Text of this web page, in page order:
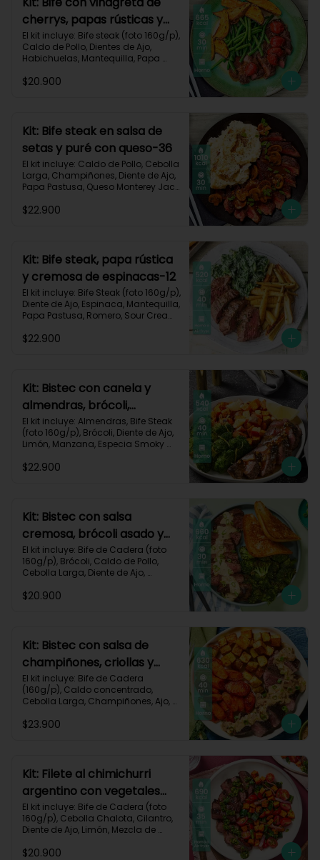
cherrys, papas rústicas y
habichuelas-61
El kit incluye: Bife steak (foto 160g/p),
Caldo de Pollo, Dientes de Ajo,
Habichuelas, Mantequilla, Papa
Cherry, Vinagre Balsámico, Receta
Grasas 40g
$20.900
Kit: Bife steak en salsa de
setas y puré con queso-36
El kit incluye: Caldo de Pollo, Cebolla
Larga, Champiñones, Diente de Ajo,
Papa Pastusa, Queso Monterey Jack,
Cream y Receta impresa.
$22.900
Kit: Bife steak, papa rústica
y cremosa de espinacas-12
El kit incluye: Bife Steak (foto 160g/p),
Diente de Ajo, Espinaca, Mantequilla,
Papa Pastusa, Romero, Sour Cream
$22.900
Kit: Bistec con canela y
almendras, brócoli,
zanahorias asadas y
manzana-60
El kit incluye: Almendras, Bife Steak
(foto 160g/p), Brócoli, Diente de Ajo,
Limón, Manzana, Especia Smoky
Receta Impresa.
$22.900
Kit: Bistec con salsa
cremosa, brócoli asado y
pan de ajo-67
El kit incluye: Bife de Cadera (foto
160g/p), Brócoli, Caldo de Pollo,
Cebolla Larga, Diente de Ajo,
Hamburguesa, Sour Cream, Receta
Proteínas 36g
$20.900
Kit: Bistec con salsa de
champiñones, criollas y
zanahorias asadas-87
El kit incluye: Bife de Cadera
(160g/p), Caldo concentrado,
Cebolla Larga, Champiñones, Ajo,
Cream, Zanahoria, Receta Impresa.
$23.900
Kit: Filete al chimichurri
argentino con vegetales
horneados-110
El kit incluye: Bife de Cadera (foto
160g/p), Cebolla Chalota, Cilantro,
Diente de Ajo, Limón, Mezcla de
Verde, Tomate Tipo Cherry,
$20.900